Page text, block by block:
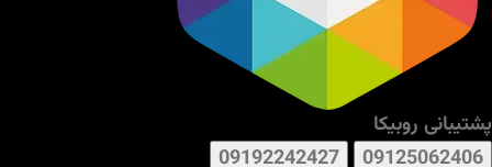
پشتیبانی روبیکا
09125062406
09192242427